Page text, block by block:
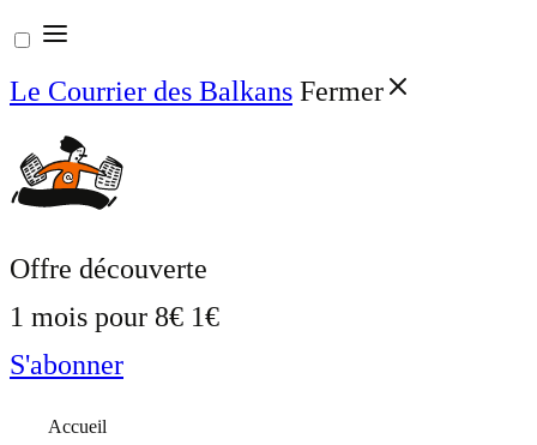
Aller
au
contenu
Le Courrier des Balkans Fermer
Offre découverte
1 mois pour 8€ 1€
S'abonner
Accueil